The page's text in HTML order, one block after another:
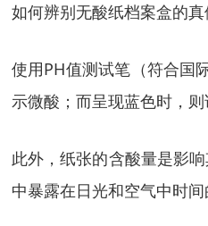
如何辨别无酸纸档案盒的真
使用PH值测试笔（符合国
示微酸；而呈现蓝色时，
此外，纸张的含酸量是影
中暴露在日光和空气中时